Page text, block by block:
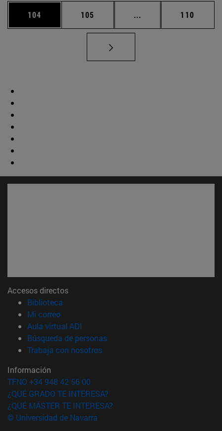
Página
104 Página
105 ... Páginas intermedias
Página
110
Accesos directos
Biblioteca
Mi correo(abre en nueva ventana)
Aula virtual ADI
Búsqueda de personas(abre en nueva ventana)
Trabaja con nosotros(abre en nueva ventana)
Información
TFNO +34 948 42 56 00
¿QUÉ GRADO TE INTERESA?
¿QUÉ MÁSTER TE INTERESA?
© Universidad de Navarra